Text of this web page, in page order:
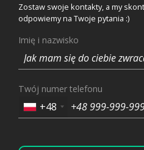
Zostaw swoje kontakty, a my
odpowiemy na Twoje pytania :)
Imię i nazwisko
Twój numer telefonu
+48